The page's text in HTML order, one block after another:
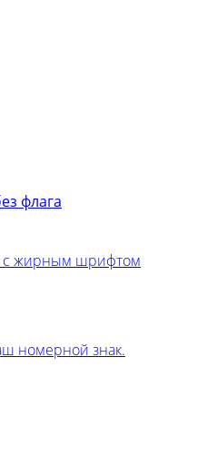
флага
номерной знак.